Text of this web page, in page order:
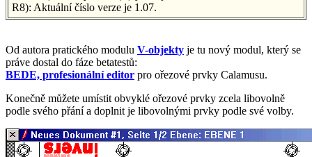
R8): Aktuální číslo verze je 1.07.
Od autora pratického modulu V-objekty je tu nový modul, který se
práve dostal do fáze betatestů:
BEDE, profesionální editor pro ořezové prvky Calamusu.
Konečně můžete umístit obvyklé ořezové prvky zcela libovolně
podle svého přání a doplnit je libovolnými prvky podle své volby.